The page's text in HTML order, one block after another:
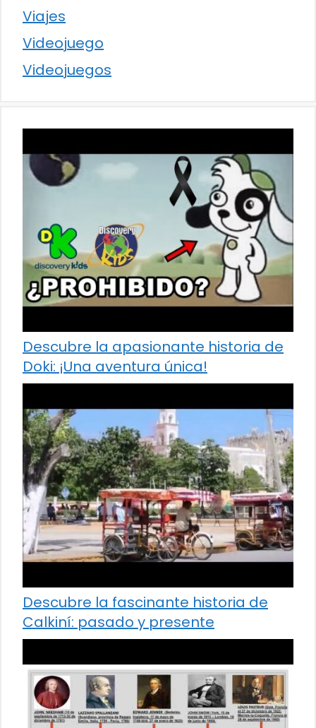
Viajes
Videojuego
Videojuegos
Descubre la apasionante historia de
Doki: ¡Una aventura única!
Descubre la fascinante historia de
Calkiní: pasado y presente